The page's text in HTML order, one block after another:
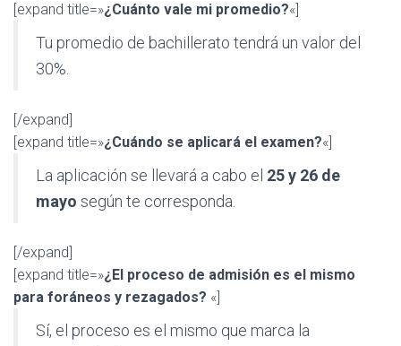
[expand title=»¿Cuánto vale mi promedio?«]
Tu promedio de bachillerato tendrá un valor del
30%.
[/expand]
[expand title=»¿Cuándo se aplicará el examen?«]
La aplicación se llevará a cabo el 25 y 26 de
mayo según te corresponda.
[/expand]
[expand title=»¿El proceso de admisión es el mismo
para foráneos y rezagados? «]
Sí, el proceso es el mismo que marca la